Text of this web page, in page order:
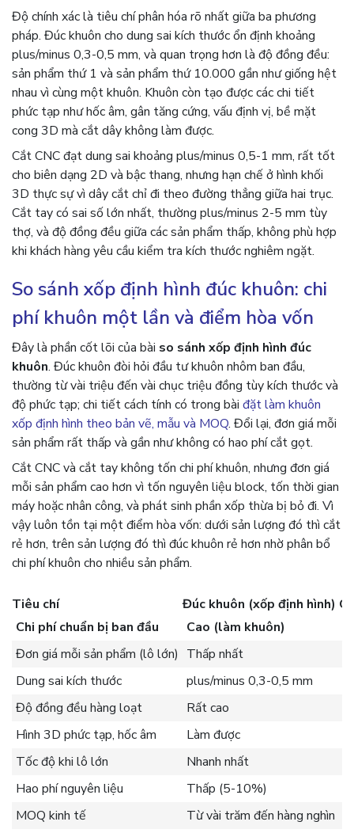
Độ chính xác là tiêu chí phân hóa rõ nhất giữa ba phương
pháp. Đúc khuôn cho dung sai kích thước ổn định khoảng
plus/minus 0,3-0,5 mm, và quan trọng hơn là độ đồng đều:
sản phẩm thứ 1 và sản phẩm thứ 10.000 gần như giống hệt
nhau vì cùng một khuôn. Khuôn còn tạo được các chi tiết
phức tạp như hốc âm, gân tăng cứng, vấu định vị, bề mặt
cong 3D mà cắt dây không làm được.
Cắt CNC đạt dung sai khoảng plus/minus 0,5-1 mm, rất tốt
cho biên dạng 2D và bậc thang, nhưng hạn chế ở hình khối
3D thực sự vì dây cắt chỉ đi theo đường thẳng giữa hai trục.
Cắt tay có sai số lớn nhất, thường plus/minus 2-5 mm tùy
thợ, và độ đồng đều giữa các sản phẩm thấp, không phù hợp
khi khách hàng yêu cầu kiểm tra kích thước nghiêm ngặt.
So sánh xốp định hình đúc khuôn: chi
phí khuôn một lần và điểm hòa vốn
Đây là phần cốt lõi của bài so sánh xốp định hình đúc
khuôn. Đúc khuôn đòi hỏi đầu tư khuôn nhôm ban đầu,
thường từ vài triệu đến vài chục triệu đồng tùy kích thước và
độ phức tạp; chi tiết cách tính có trong bài đặt làm khuôn
xốp định hình theo bản vẽ, mẫu và MOQ. Đổi lại, đơn giá mỗi
sản phẩm rất thấp và gần như không có hao phí cắt gọt.
Cắt CNC và cắt tay không tốn chi phí khuôn, nhưng đơn giá
mỗi sản phẩm cao hơn vì tốn nguyên liệu block, tốn thời gian
máy hoặc nhân công, và phát sinh phần xốp thừa bị bỏ đi. Vì
vậy luôn tồn tại một điểm hòa vốn: dưới sản lượng đó thì cắt
rẻ hơn, trên sản lượng đó thì đúc khuôn rẻ hơn nhờ phân bổ
chi phí khuôn cho nhiều sản phẩm.
Tiêu chí Đúc khuôn (xốp định hình)
Chi phí chuẩn bị ban đầu
Cao (làm khuôn)
Đơn giá mỗi sản phẩm (lô lớn) Thấp nhất
Dung sai kích thước
plus/minus 0,3-0,5 mm
Độ đồng đều hàng loạt
Rất cao
Hình 3D phức tạp, hốc âm
Làm được
Tốc độ khi lô lớn
Nhanh nhất
Hao phí nguyên liệu
Thấp (5-10%)
MOQ kinh tế
Từ vài trăm đến hàng nghìn